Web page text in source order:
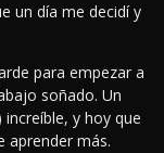
un día me decidí y
para empezar a
soñado. Un
y hoy que
aprender más.